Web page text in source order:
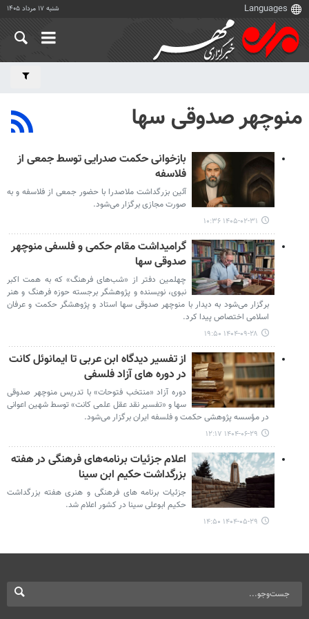
شنبه ۱۷ مرداد ۱۴۰۵
منوچهر صدوقی سها
بازخوانی حکمت صدرایی توسط جمعی از
فلاسفه
آئین بزرگداشت ملاصدرا با حضور جمعی از فلاسفه و به
صورت مجازی برگزار می‌شود.
۱۴۰۵-۰۲-۳۱ ۱۰:۳۶
گرامیداشت مقام حکمی و فلسفی منوچهر
صدوقی سها
چهلمین دفتر از «شب‌های فرهنگ» که به همت اکبر
نبوی، نویسنده و پژوهشگر برجسته حوزه فرهنگ و هنر
برگزار می‌شود به دیدار با منوچهر صدوقی سها استاد و پژوهشگر حکمت و عرفان
اسلامی اختصاص پیدا کرد.
۱۴۰۴-۰۹-۲۸ ۱۹:۵۰
از تفسیر دیدگاه ابن عربی تا ایمانوئل کانت
در دوره های آزاد فلسفی
دوره آزاد «منتخب فتوحات» با تدریس منوچهر صدوقی
سها و «تفسیر نقد عقل علمی کانت» توسط شهین اعوانی
در مؤسسه پژوهشی حکمت و فلسفه ایران برگزار می‌شود.
۱۴۰۴-۰۶-۲۹ ۱۲:۱۷
اعلام جزئیات برنامه‌های فرهنگی در هفته
بزرگداشت حکیم ابن سینا
جزئیات برنامه های فرهنگی و هنری هفته بزرگداشت
حکیم ابوعلی سینا در کشور اعلام شد.
۱۴۰۴-۰۵-۲۹ ۱۴:۵۰